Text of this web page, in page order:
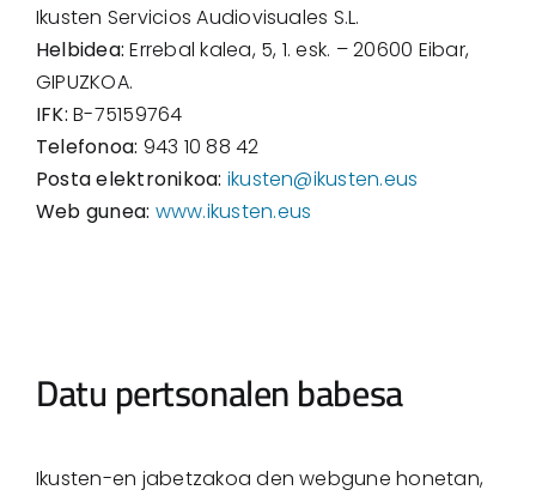
Ikusten Servicios Audiovisuales S.L.
Helbidea: Errebal kalea, 5, 1. esk. – 20600 Eibar,
GIPUZKOA.
IFK: B-75159764
Telefonoa: 943 10 88 42
Posta elektronikoa: ikusten@ikusten.eus
Web gunea: www.ikusten.eus
Datu pertsonalen babesa
Ikusten-en jabetzakoa den webgune honetan,